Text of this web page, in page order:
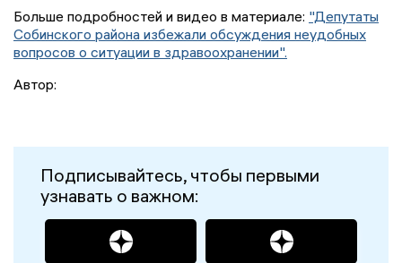
Больше подробностей и видео в материале: "Депутаты
Собинского района избежали обсуждения неудобных
вопросов о ситуации в здравоохранении".
Автор:
Подписывайтесь, чтобы первыми
узнавать о важном: